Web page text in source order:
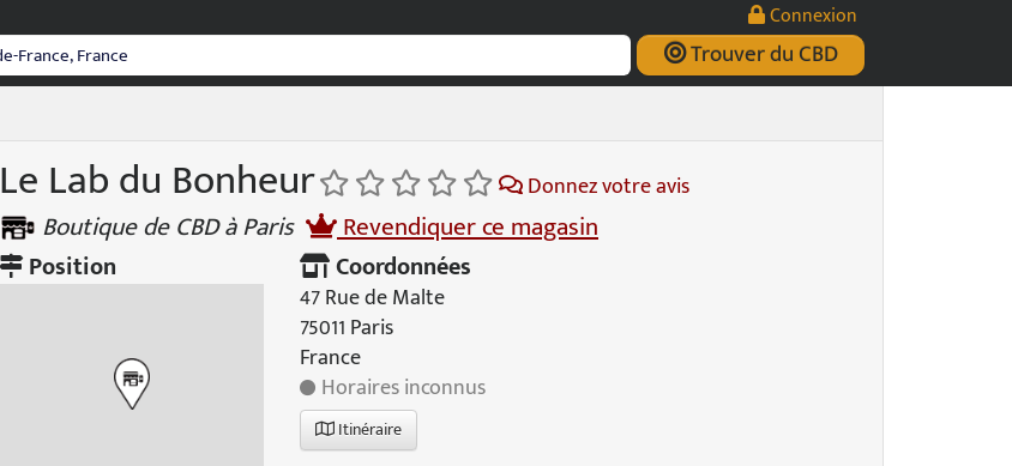
Connexion
Trouver du CBD
Le Lab du Bonheur Donnez votre avis
Boutique de CBD à Paris Revendiquer ce magasin
Position Coordonnées
47 Rue de Malte
75011 Paris
France
Horaires inconnus
Itinéraire